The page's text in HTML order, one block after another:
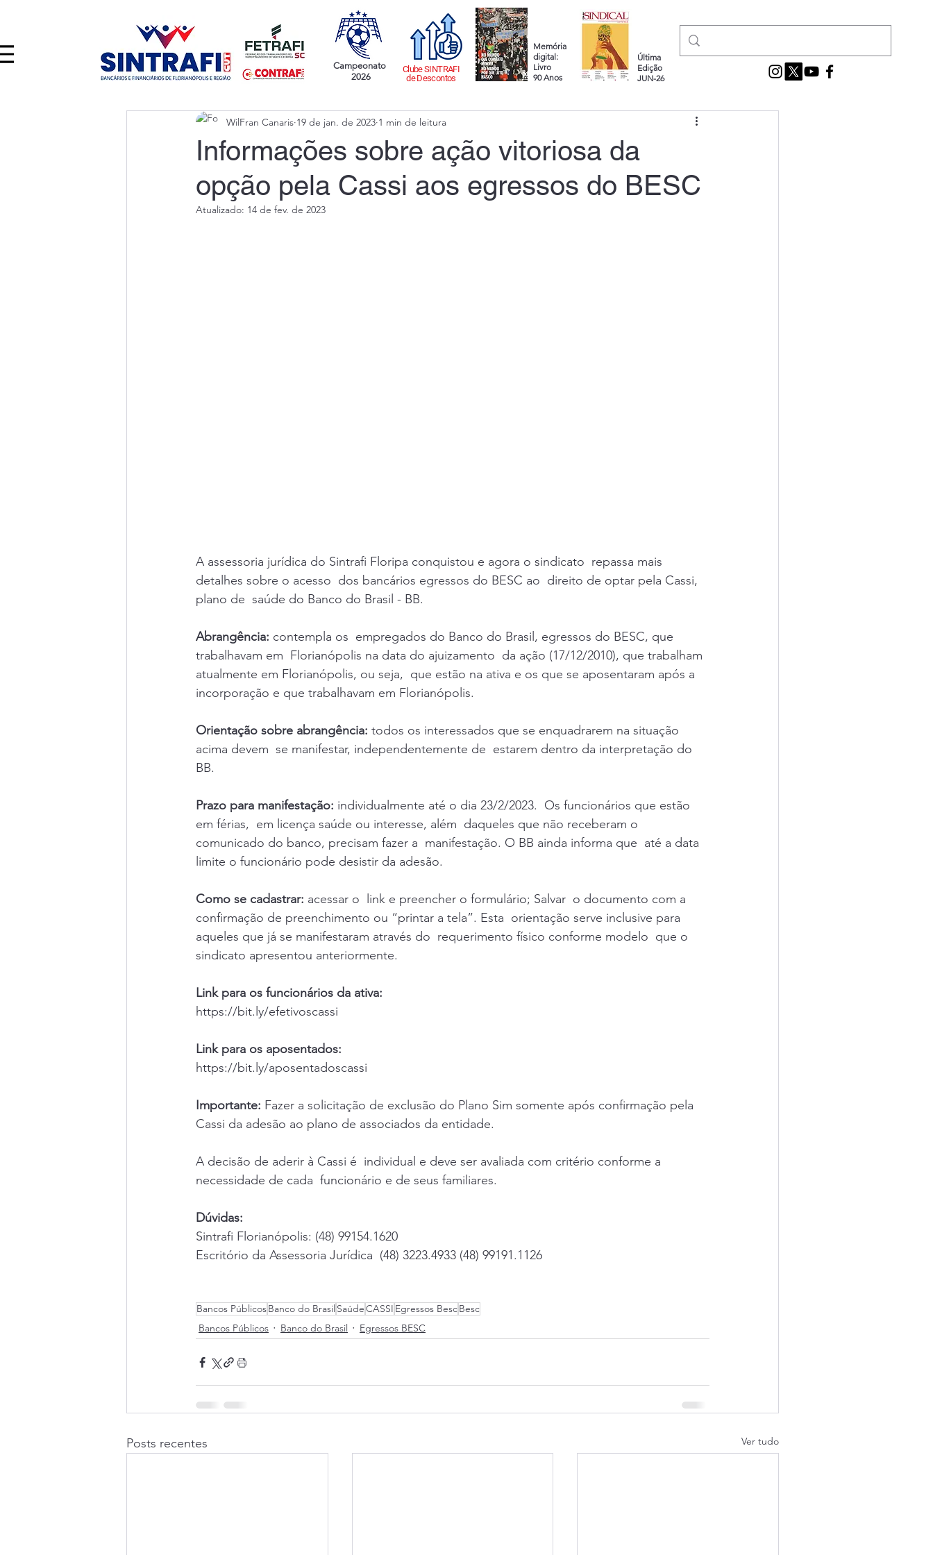
Campeonato
2026
Clube SINTRAFI
de Descontos
Memória
digital:
Livro
90 Anos
Última
Edição
JUN-26
Informações sobre ação vitoriosa da
opção pela Cassi aos egressos do BESC
WilFran Canaris 19 de jan. de 2023 1 min de leitura
Atualizado: 14 de fev. de 2023
A assessoria jurídica do Sintrafi Floripa conquistou e agora o sindicato  repassa mais
detalhes sobre o acesso  dos bancários egressos do BESC ao  direito de optar pela Cassi,
plano de  saúde do Banco do Brasil - BB.
Abrangência: contempla os  empregados do Banco do Brasil, egressos do BESC, que
trabalhavam em  Florianópolis na data do ajuizamento  da ação (17/12/2010), que trabalham
atualmente em Florianópolis, ou seja,  que estão na ativa e os que se aposentaram após a
incorporação e que trabalhavam em Florianópolis.
Orientação sobre abrangência: todos os interessados que se enquadrarem na situação
acima devem  se manifestar, independentemente de  estarem dentro da interpretação do
BB.
Prazo para manifestação: individualmente até o dia 23/2/2023.  Os funcionários que estão
em férias,  em licença saúde ou interesse, além  daqueles que não receberam o
comunicado do banco, precisam fazer a  manifestação. O BB ainda informa que  até a data
limite o funcionário pode desistir da adesão.
Como se cadastrar: acessar o  link e preencher o formulário; Salvar  o documento com a
confirmação de preenchimento ou “printar a tela”. Esta  orientação serve inclusive para
aqueles que já se manifestaram através do  requerimento físico conforme modelo  que o
sindicato apresentou anteriormente.
Link para os funcionários da ativa:
https://bit.ly/efetivoscassi
Link para os aposentados:
https://bit.ly/aposentadoscassi
Importante: Fazer a solicitação de exclusão do Plano Sim somente após confirmação pela
Cassi da adesão ao plano de associados da entidade.
A decisão de aderir à Cassi é  individual e deve ser avaliada com critério conforme a
necessidade de cada  funcionário e de seus familiares.
Dúvidas:
Sintrafi Florianópolis: (48) 99154.1620
Escritório da Assessoria Jurídica  (48) 3223.4933 (48) 99191.1126
Bancos PúblicosBanco do Brasil SaúdeCASSI Egressos BescBesc
Bancos Públicos
Banco do Brasil Egressos BESC
Posts recentes Ver tudo